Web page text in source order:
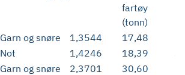
fartøy
(tonn)
Garn og snøre 1,3544 17,48
Not
1,4246 18,39
Garn og snøre 2,3701 30,60